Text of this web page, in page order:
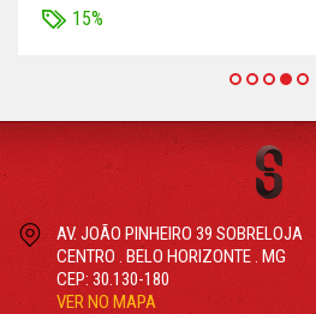
15%
AV. JOÃO PINHEIRO 39 SOBRELOJA
CENTRO . BELO HORIZONTE . MG
CEP: 30.130-180
VER NO MAPA